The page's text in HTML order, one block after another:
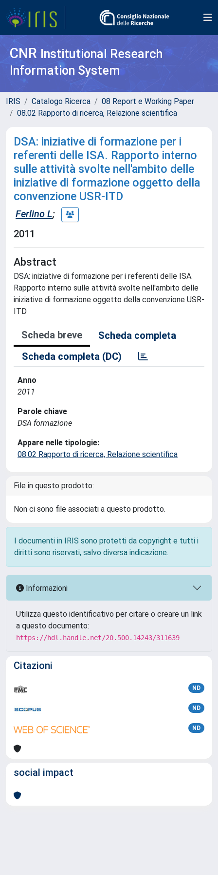
CNR Institutional Research
Information System
IRIS Catalogo Ricerca
08 Report e Working Paper
08.02 Rapporto di ricerca, Relazione scientifica
DSA: iniziative di formazione per i
referenti delle ISA. Rapporto interno
sulle attività svolte nell'ambito delle
iniziative di formazione oggetto della
convenzione USR-ITD
Ferlino L;
2011
Abstract
DSA: iniziative di formazione per i referenti delle ISA.
Rapporto interno sulle attività svolte nell'ambito delle
iniziative di formazione oggetto della convenzione USR-
ITD
Scheda breve
Scheda completa
Scheda completa (DC)
Anno
2011
Parole chiave
DSA formazione
Appare nelle tipologie:
08.02 Rapporto di ricerca, Relazione scientifica
File in questo prodotto:
Non ci sono file associati a questo prodotto.
I documenti in IRIS sono protetti da copyright e tutti i
diritti sono riservati, salvo diversa indicazione.
Informazioni
Utilizza questo identificativo per citare o creare un link
a questo documento:
https://hdl.handle.net/20.500.14243/311639
Citazioni
ND
ND
ND
social impact